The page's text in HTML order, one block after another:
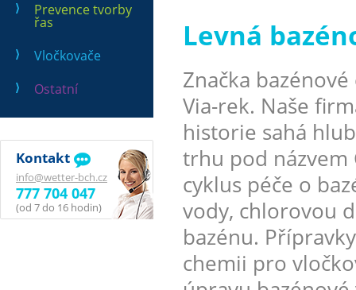
Prevence tvorby
řas
Vločkovače
Ostatní
Kontakt
info@wetter-bch.cz
777 704 047
(od 7 do 16 hodin)
Levná
Značka
Via-rek. Naše
historie sahá
trhu pod názvem
cyklus péče o
vody, chlorovou
bazénu.
chemii pro